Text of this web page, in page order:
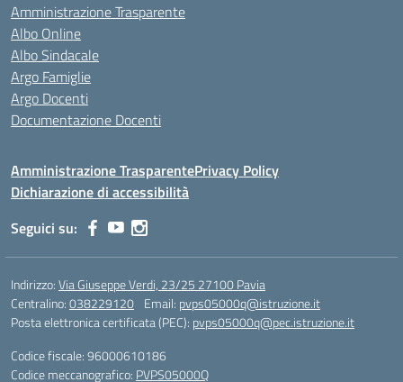
Amministrazione Trasparente
Albo Online
Albo Sindacale
Argo Famiglie
Argo Docenti
Documentazione Docenti
Amministrazione TrasparentePrivacy Policy
Dichiarazione di accessibilità
Seguici su:
Indirizzo:Via Giuseppe Verdi, 23/25 27100 Pavia
Centralino:038229120 Email: pvps05000q@istruzione.it
Posta elettronica certificata (PEC): pvps05000q@pec.istruzione.it
Codice fiscale: 96000610186
Codice meccanografico: PVPS05000Q